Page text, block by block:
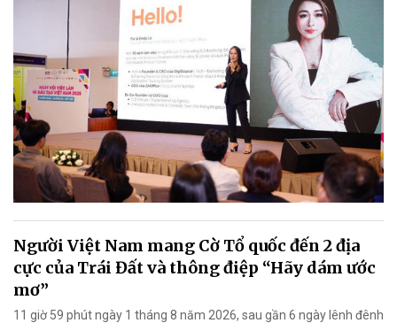
Người Việt Nam mang Cờ Tổ quốc đến 2 địa
cực của Trái Đất và thông điệp “Hãy dám ước
mơ”
11 giờ 59 phút ngày 1 tháng 8 năm 2026, sau gần 6 ngày lênh đênh